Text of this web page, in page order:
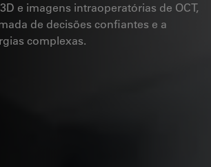
e imagens intraoperatórias de OCT,
de decisões confiantes e a
complexas.